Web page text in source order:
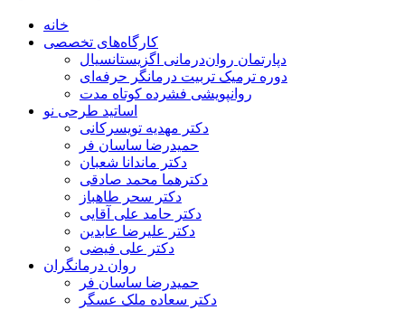
خانه
کارگاه‌های تخصصی
دپارتمان روان‌درمانی اگزیستانسیال
دوره ترمیک تربیت درمانگر حرفه‌ای
روانپویشی فشرده کوتاه مدت
اساتید طرحی نو
دکتر مهدیه تویسرکانی
حمیدرضا ساسان فر
دکتر ماندانا شعبان
دکترهما محمد صادقی
دکتر سحر طاهباز
دکتر حامد علی آقایی
دکتر علیرضا عابدین
دکتر علی فیضی
روان درمانگران
حمیدرضا ساسان فر
دکتر سعاده ملک عسگر